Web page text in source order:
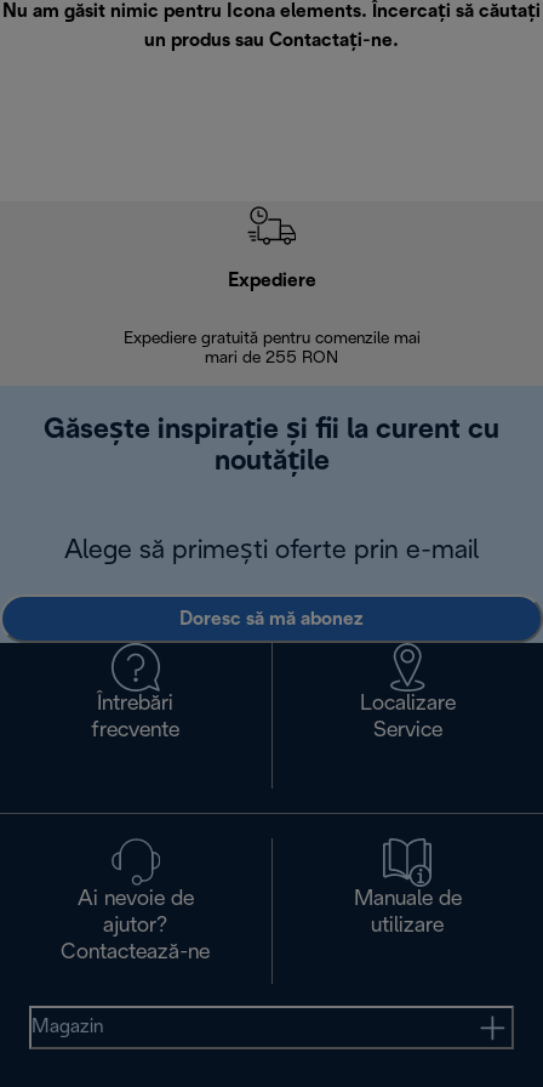
Nu am găsit nimic pentru Icona elements. Încercați să căutați
un produs sau Contactați-ne.
Expediere
Expediere gratuită pentru comenzile mai
mari de 255 RON
Găsește inspirație și fii la curent cu
noutățile
Alege să primești oferte prin e-mail
Doresc să mă abonez
Întrebări
frecvente
Localizare
Service
Ai nevoie de
ajutor?
Contactează-ne
Manuale de
utilizare
Magazin